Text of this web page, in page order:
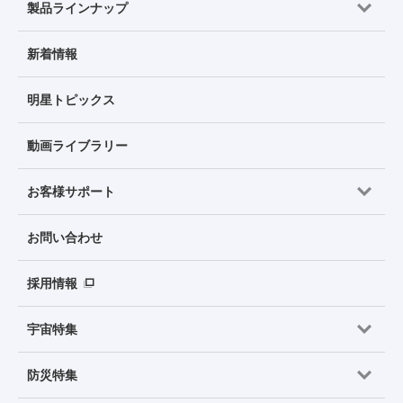
製品ラインナップ
新着情報
明星トピックス
動画ライブラリー
お客様サポート
お問い合わせ
採用情報
宇宙特集
防災特集